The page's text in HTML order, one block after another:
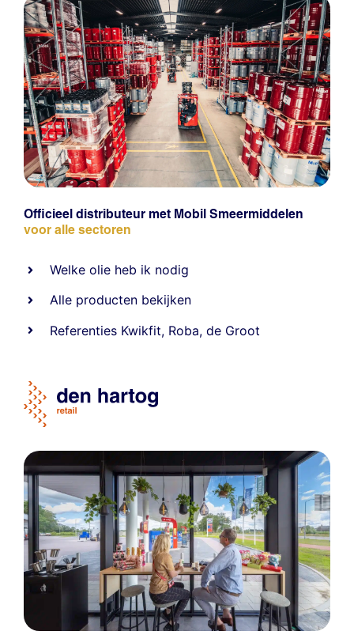
Officieel distributeur met Mobil Smeermiddelen
voor alle sectoren
Welke olie heb ik nodig
Alle producten bekijken
Referenties Kwikfit, Roba,de Groot